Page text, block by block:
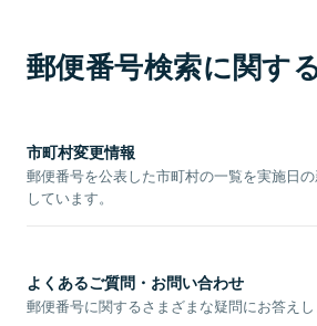
郵便番号検索に関す
市町村変更情報
郵便番号を公表した市町村の一覧を実施日
しています。
よくあるご質問・お問い合わせ
郵便番号に関するさまざまな疑問にお答えし